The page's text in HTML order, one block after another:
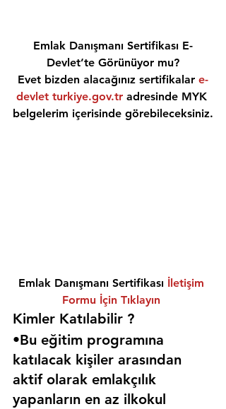
Emlak Danışmanı Sertifikası E-
Devlet’te Görünüyor mu?
Evet bizden alacağınız sertifikalar e-
devlet turkiye.gov.tr adresinde MYK
belgelerim içerisinde görebileceksiniz.
Emlak Danışmanı Sertifikası İletişim
Formu İçin Tıklayın
Kimler Katılabilir ?
•Bu eğitim programına
katılacak kişiler arasından
aktif olarak emlakçılık
yapanların en az ilkokul